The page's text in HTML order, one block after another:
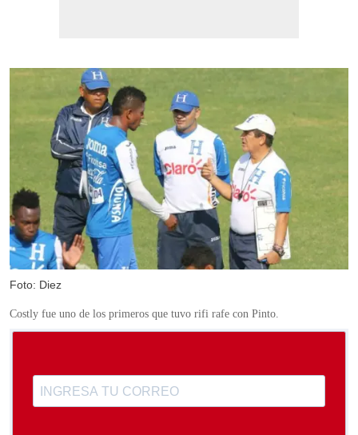
Foto: Diez
Costly fue uno de los primeros que tuvo rifi rafe con Pinto.